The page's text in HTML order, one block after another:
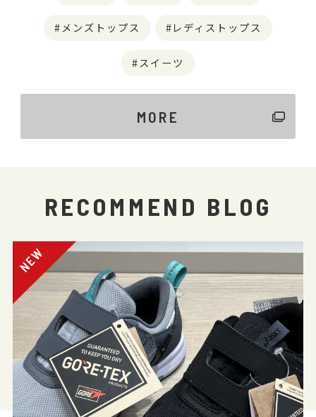
メンズトップス レディストップス
スイーツ
MORE
RECOMMEND BLOG